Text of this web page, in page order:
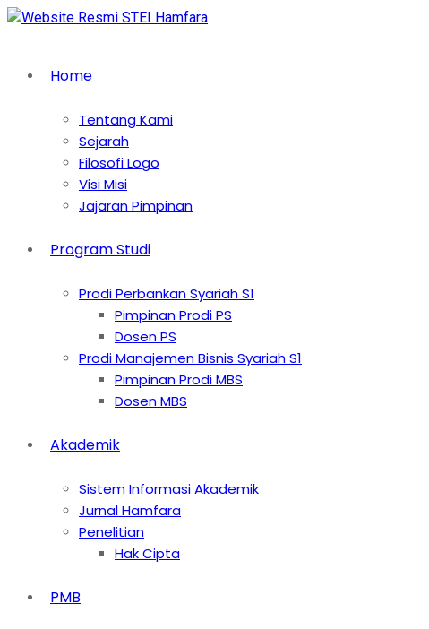
Home
Tentang Kami
Sejarah
Filosofi Logo
Visi Misi
Jajaran Pimpinan
Program Studi
Prodi Perbankan Syariah S1
Pimpinan Prodi PS
Dosen PS
Prodi Manajemen Bisnis Syariah S1
Pimpinan Prodi MBS
Dosen MBS
Akademik
Sistem Informasi Akademik
Jurnal Hamfara
Penelitian
Hak Cipta
PMB